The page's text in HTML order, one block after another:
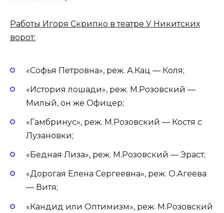
Работы Игоря Скрипко в театре У Никитских
ворот:
«Софья Петровна», реж. А.Кац — Коля;
«История лошади», реж. М.Розовский —
Милый, он же Офицер;
«Гамбринус», реж. М.Розовский — Костя с
Лузановки;
«Бедная Лиза», реж. М.Розовский — Эраст;
«Дорогая Елена Сергеевна», реж. О.Агеева
— Витя;
«Кандид или Оптимизм», реж. М.Розовский